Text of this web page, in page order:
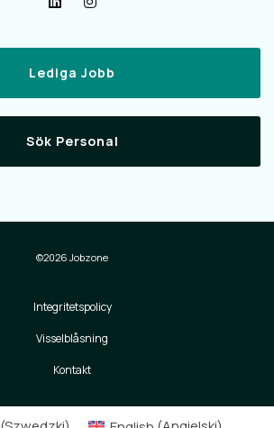
Lediga Jobb
Sök Personal
©2026 Jobzone
Integritetspolicy
Visselblåsning
Kontakt